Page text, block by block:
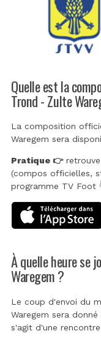
Quelle est la
Trond - Zulte
La composition
Waregem sera
Pratique 👉
(compos officielles,
programme TV Foot
À quelle heure se
Waregem ?
Le coup d'envoi du
Waregem sera
s'agit d'une